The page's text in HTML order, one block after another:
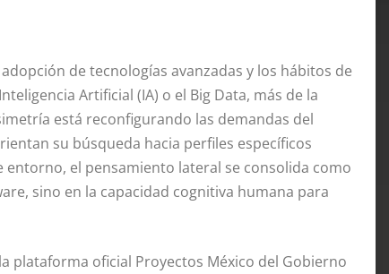
de tecnologías avanzadas y los hábitos de
Artificial (IA) o el Big Data, más de la
está reconfigurando las demandas del
su búsqueda hacia perfiles específicos
entorno, el pensamiento lateral se consolida como
sino en la capacidad cognitiva humana para
plataforma oficial Proyectos México del Gobierno